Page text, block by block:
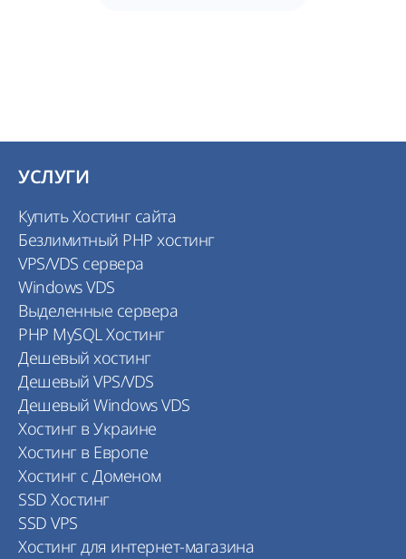
УСЛУГИ
Купить Хостинг сайта
Безлимитный PHP хостинг
VPS/VDS сервера
Windows VDS
Выделенные сервера
PHP MySQL Хостинг
Дешевый хостинг
Дешевый VPS/VDS
Дешевый Windows VDS
Хостинг в Украине
Хостинг в Европе
Хостинг с Доменом
SSD Хостинг
SSD VPS
Хостинг для интернет-магазина